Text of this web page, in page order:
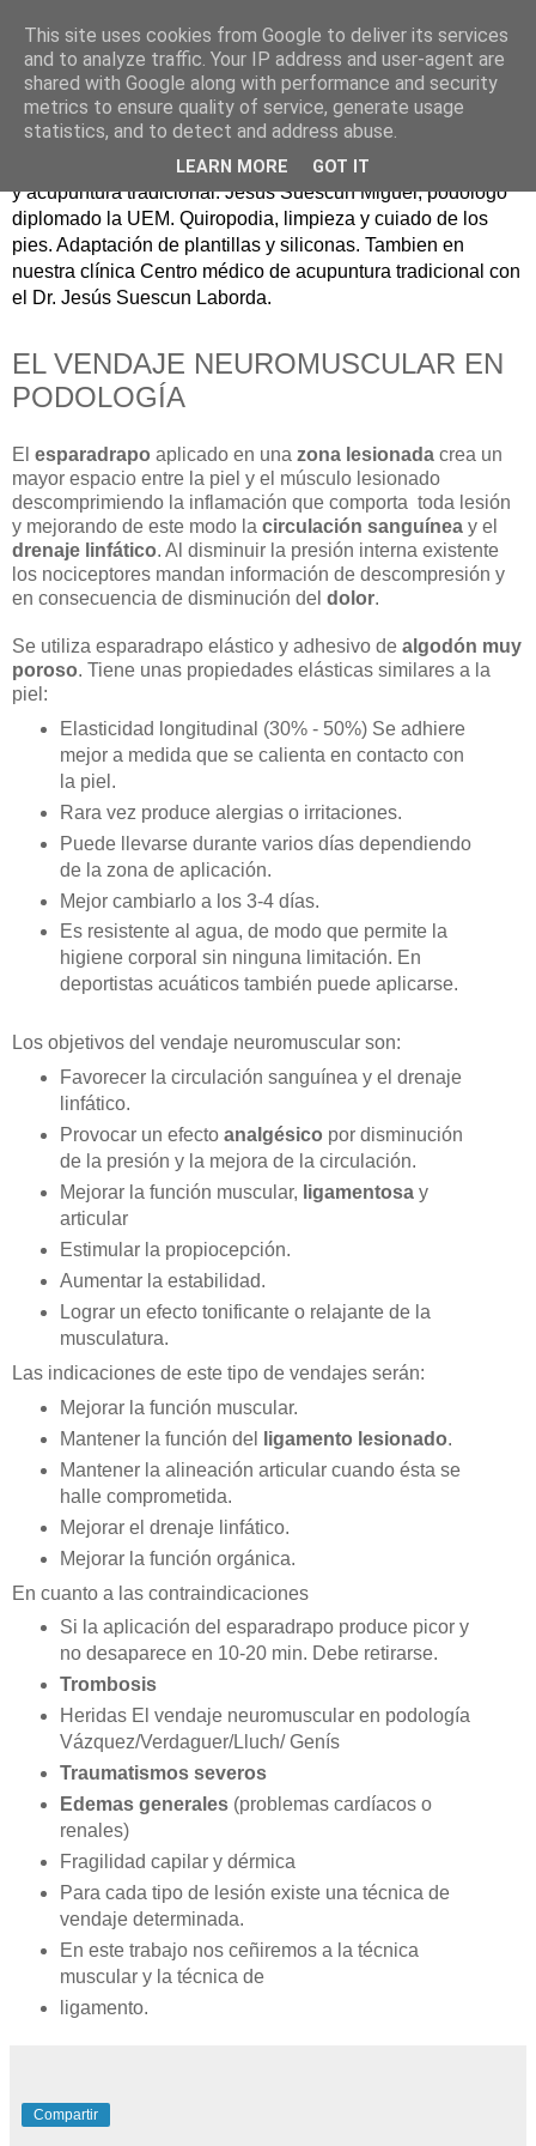
Podólogo en Logroño -
Jesús Suescun Miguel
Centro médico de Logroño con especialidades en podología
y acupuntura tradicional. Jesús Suescun Miguel, podólogo
diplomado la UEM. Quiropodia, limpieza y cuiado de los
pies. Adaptación de plantillas y siliconas. Tambien en
nuestra clínica Centro médico de acupuntura tradicional con
el Dr. Jesús Suescun Laborda.
EL VENDAJE NEUROMUSCULAR EN
PODOLOGÍA
El esparadrapo aplicado en una zona lesionada crea un
mayor espacio entre la piel y el músculo lesionado
descomprimiendo la inflamación que comporta toda lesión
y mejorando de este modo la circulación sanguínea y el
drenaje linfático. Al disminuir la presión interna existente
los nociceptores mandan información de descompresión y
en consecuencia de disminución del dolor.
Se utiliza esparadrapo elástico y adhesivo de algodón muy
poroso. Tiene unas propiedades elásticas similares a la
piel:
Elasticidad longitudinal (30% - 50%) Se adhiere
mejor a medida que se calienta en contacto con
la piel.
Rara vez produce alergias o irritaciones.
Puede llevarse durante varios días dependiendo
de la zona de aplicación.
Mejor cambiarlo a los 3-4 días.
Es resistente al agua, de modo que permite la
higiene corporal sin ninguna limitación. En
deportistas acuáticos también puede aplicarse.
Los objetivos del vendaje neuromuscular son:
Favorecer la circulación sanguínea y el drenaje
linfático.
Provocar un efecto analgésico por disminución
de la presión y la mejora de la circulación.
Mejorar la función muscular, ligamentosay
articular
Estimular la propiocepción.
Aumentar la estabilidad.
Lograr un efecto tonificante o relajante de la
musculatura.
Las indicaciones de este tipo de vendajes serán:
Mejorar la función muscular.
Mantener la función del
ligamento lesionado.
Mantener la alineación articular cuando ésta se
halle comprometida.
Mejorar el drenaje linfático.
Mejorar la función orgánica.
En cuanto a las contraindicaciones
Si la aplicación del esparadrapo produce picor y
no desaparece en 10-20 min. Debe retirarse.
Trombosis
Heridas El vendaje neuromuscular en podología
Vázquez/Verdaguer/Lluch/ Genís
Traumatismos severos
Edemas generales(problemas cardíacos o
renales)
Fragilidad capilar y dérmica
Para cada tipo de lesión existe una técnica de
vendaje determinada.
En este trabajo nos ceñiremos a la técnica
muscular y la técnica de
ligamento.
Compartir
This site uses cookies from Google to deliver its services
and to analyze traffic. Your IP address and user-agent are
shared with Google along with performance and security
metrics to ensure quality of service, generate usage
statistics, and to detect and address abuse.
LEARN MORE GOT IT